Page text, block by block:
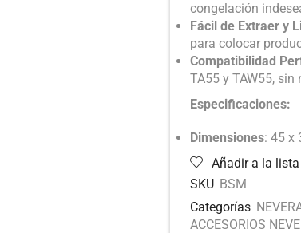
congelación
Fácil de Extraer y
para colocar
Compatibilidad
TA55 y TAW55,
Especificaciones:
Dimensiones: 45 x
Añadir a la
SKU BSM
Categorías
ACCESORIOS